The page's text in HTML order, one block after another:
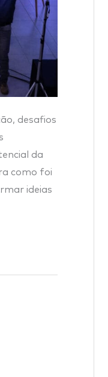
desafios
da
como foi
ideias